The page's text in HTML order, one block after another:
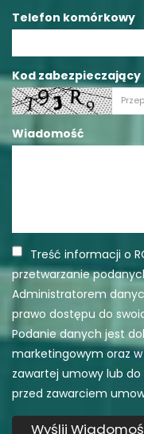
Telefon komórkowy
Kod zabezpieczający
Wiadomość
Treść informacji o
przetwarzanie
Administratorem
prawo dostępu do
Podanie danych jest
marketingowym oraz
zawartej umowy lub do
przed zawarciem